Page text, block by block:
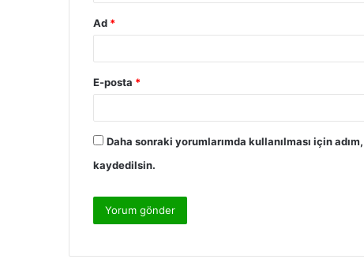
Ad *
E-posta *
Daha sonraki yorumlarımda kullanılması için
kaydedilsin.